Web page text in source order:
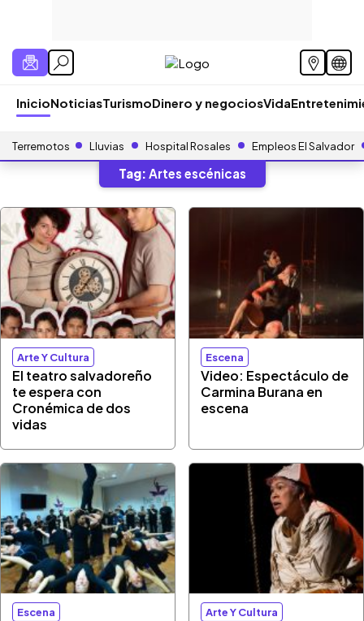
InicioNoticiasTurismoDinero y negociosVida
Terremotos Lluvias Hospital Rosales Empleos El Salvador
Tag: Artes escénicas
Arte Y Cultura
El teatro salvadoreño
te espera con
Cronémica de dos
vidas
Escena
Video: Espectáculo de
Carmina Burana en
escena
Escena Arte Y Cultura